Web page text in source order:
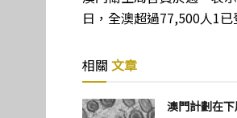
日，全澳超過77,500人1
相關 文章
澳門計劃在